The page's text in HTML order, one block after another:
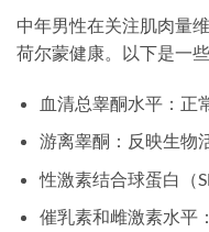
中年男性在关注肌肉量
荷尔蒙健康。以下是一
血清总睾酮水平：正
游离睾酮：反映生物
性激素结合球蛋白（
催乳素和雌激素水平